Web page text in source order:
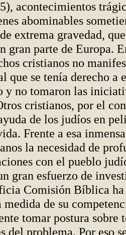
acontecimientos
abominables
extrema gravedad,
gran parte de Europa.
cristianos no
que se tenía derecho a
y no tomaron las
cristianos, por el
de los judíos en
Frente a esa
la necesidad de
con el pueblo
gran esfuerzo de
Comisión Bíblica ha
medida de su
tomar postura sobre
del problema. Por eso